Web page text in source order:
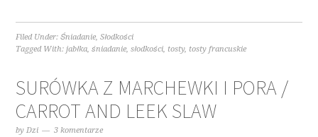
Filed Under:Śniadanie,Słodkości
Tagged With:jabłka,śniadanie,słodkości, tosty, tosty francuskie
SURÓWKA Z MARCHEWKI I PORA /
CARROT AND LEEK SLAW
byDzi 3 komentarze